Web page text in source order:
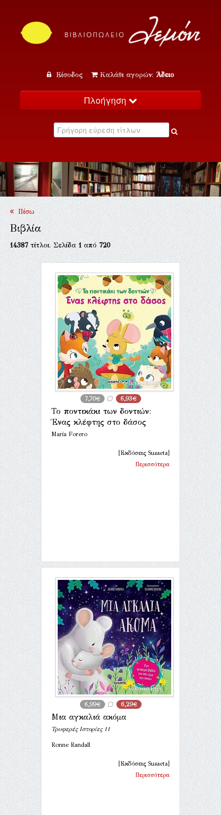
Είσοδος Καλάθι αγορών: Άδειο
Πλοήγηση
Κατάλογος
Εκδηλώσεις
Επικοινωνία
Πίσω
Βιβλία
14387τίτλοι. Σελίδα1από720
7,70€ 6,93€
Το ποντικάκι των δοντιών:
Ένας κλέφτης στο δάσος
María Forero
[Εκδόσεις Susaeta]
Περισσότερα
6,99€ 6,29€
Μια αγκαλιά ακόμα
Τρυφερές Ιστορίες 11
Ronne Randall
[Εκδόσεις Susaeta]
Περισσότερα